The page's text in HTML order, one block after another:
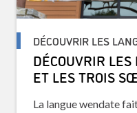
DÉCOUVRIR LES
DÉCOUVRIR
ET LES TROIS
La langue wendate